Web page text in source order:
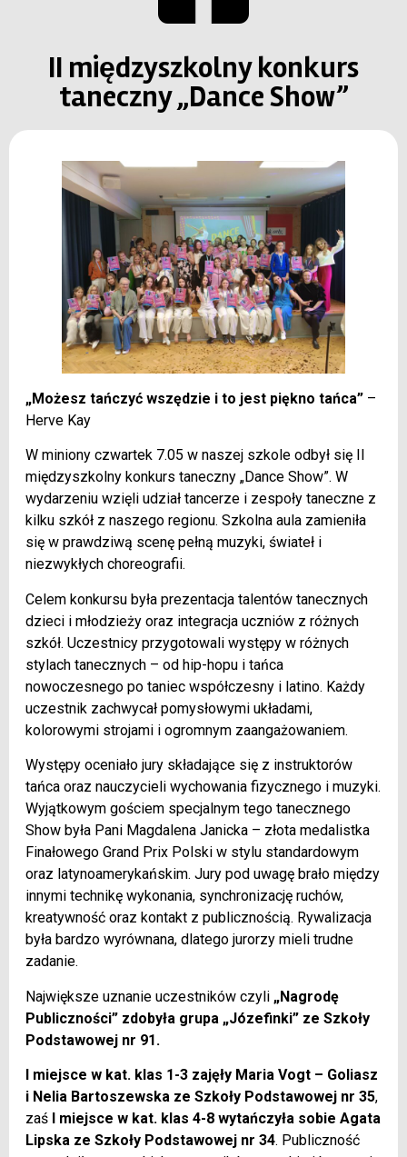
II międzyszkolny konkurs
taneczny „Dance Show”
„Możesz tańczyć wszędzie i to jest piękno tańca” –
Herve Kay
W miniony czwartek 7.05 w naszej szkole odbył się II
międzyszkolny konkurs taneczny „Dance Show”. W
wydarzeniu wzięli udział tancerze i zespoły taneczne z
kilku szkół z naszego regionu. Szkolna aula zamieniła
się w prawdziwą scenę pełną muzyki, świateł i
niezwykłych choreografii.
Celem konkursu była prezentacja talentów tanecznych
dzieci i młodzieży oraz integracja uczniów z różnych
szkół. Uczestnicy przygotowali występy w różnych
stylach tanecznych – od hip-hopu i tańca
nowoczesnego po taniec współczesny i latino. Każdy
uczestnik zachwycał pomysłowymi układami,
kolorowymi strojami i ogromnym zaangażowaniem.
Występy oceniało jury składające się z instruktorów
tańca oraz nauczycieli wychowania fizycznego i muzyki.
Wyjątkowym gościem specjalnym tego tanecznego
Show była Pani Magdalena Janicka – złota medalistka
Finałowego Grand Prix Polski w stylu standardowym
oraz latynoamerykańskim. Jury pod uwagę brało między
innymi technikę wykonania, synchronizację ruchów,
kreatywność oraz kontakt z publicznością. Rywalizacja
była bardzo wyrównana, dlatego jurorzy mieli trudne
zadanie.
Największe uznanie uczestników czyli „Nagrodę
Publiczności” zdobyła grupa „Józefinki” ze Szkoły
Podstawowej nr 91.
I miejsce w kat. klas 1-3 zajęły Maria Vogt – Goliasz
i Nelia Bartoszewska ze Szkoły Podstawowej nr 35,
zaś I miejsce w kat. klas 4-8 wytańczyła sobie Agata
Lipska ze Szkoły Podstawowej nr 34. Publiczność